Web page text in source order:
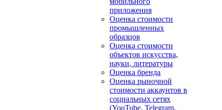
приложения
Оценка стоимости
промышленных
образцов
Оценка стоимости
объектов искусства,
науки, литературы
Оценка бренда
Оценка рыночной
стоимости аккаунтов в
социальных сетях
(YouTube, Telegram,